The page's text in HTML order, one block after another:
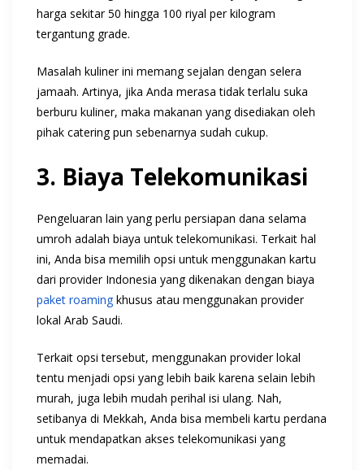
harga sekitar 50 hingga 100 riyal per kilogram
tergantung grade.
Masalah kuliner ini memang sejalan dengan selera
jamaah. Artinya, jika Anda merasa tidak terlalu suka
berburu kuliner, maka makanan yang disediakan oleh
pihak catering pun sebenarnya sudah cukup.
3. Biaya Telekomunikasi
Pengeluaran lain yang perlu persiapan dana selama
umroh adalah biaya untuk telekomunikasi. Terkait hal
ini, Anda bisa memilih opsi untuk menggunakan kartu
dari provider Indonesia yang dikenakan dengan biaya
paket roaming khusus atau menggunakan provider
lokal Arab Saudi.
Terkait opsi tersebut, menggunakan provider lokal
tentu menjadi opsi yang lebih baik karena selain lebih
murah, juga lebih mudah perihal isi ulang. Nah,
setibanya di Mekkah, Anda bisa membeli kartu perdana
untuk mendapatkan akses telekomunikasi yang
memadai.